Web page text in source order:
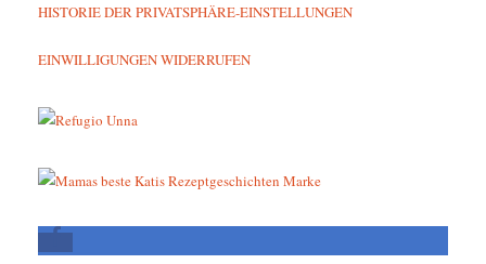
HISTORIE DER PRIVATSPHÄRE-EINSTELLUNGEN
EINWILLIGUNGEN WIDERRUFEN